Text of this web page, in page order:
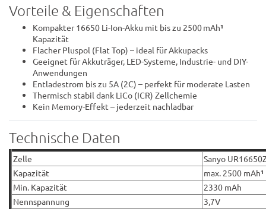
Vorteile & Eigenschaften
Kompakter 16650 Li-Ion-Akku mit bis zu 2500 mAh¹
Kapazität
Flacher Pluspol (Flat Top) – ideal für Akkupacks
Geeignet für Akkuträger, LED-Systeme, Industrie- und DIY-
Anwendungen
Entladestrom bis zu 5A (2C) – perfekt für moderate Lasten
Thermisch stabil dank LiCo (ICR) Zellchemie
Kein Memory-Effekt – jederzeit nachladbar
Technische Daten
Zelle
Sanyo
Kapazität
max. 2500 mAh¹
Min. Kapazität
2330 mAh
Nennspannung
3,7V